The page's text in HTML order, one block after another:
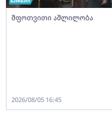
შფოთვითი აშლილობა
2026/08/05 16:45